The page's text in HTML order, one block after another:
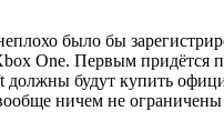
было бы
One. Первым придётся
будут купить
ничем не